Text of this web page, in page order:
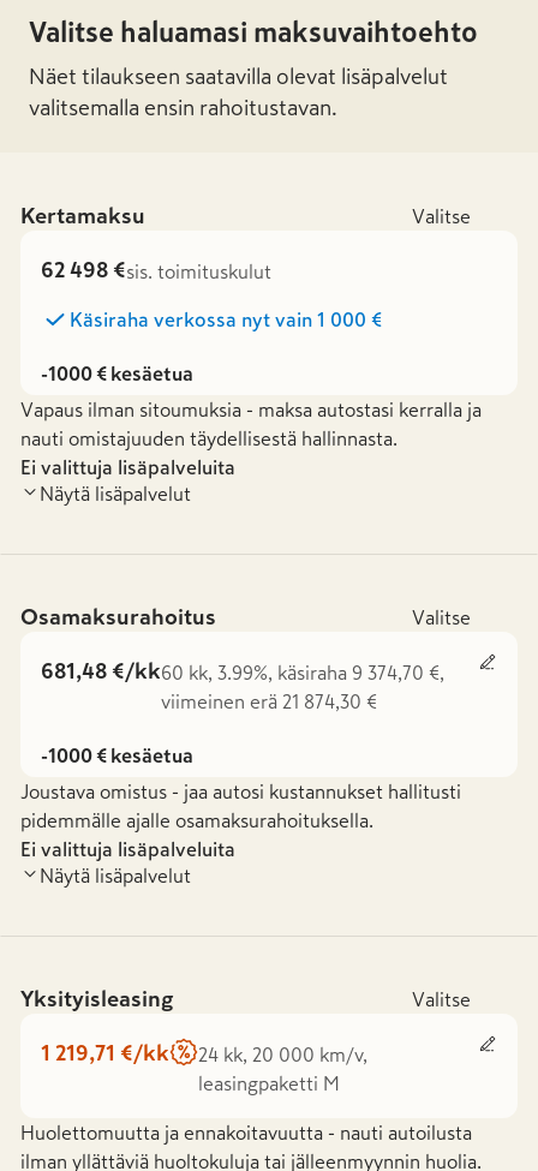
Valitse haluamasi maksuvaihtoehto
Näet tilaukseen saatavilla olevat lisäpalvelut
valitsemalla ensin rahoitustavan.
Kertamaksu Valitse
62 498 €sis. toimituskulut
Käsiraha verkossa nyt vain 1 000 €
-1000 € kesäetua
Vapaus ilman sitoumuksia - maksa autostasi kerralla ja
nauti omistajuuden täydellisestä hallinnasta.
Ei valittuja lisäpalveluita
Näytä lisäpalvelut
Osamaksurahoitus Valitse
681,48 €/kk60 kk, 3.99%, käsiraha 9 374,70 €,
viimeinen erä 21 874,30 €
-1000 € kesäetua
Joustava omistus - jaa autosi kustannukset hallitusti
pidemmälle ajalle osamaksurahoituksella.
Ei valittuja lisäpalveluita
Näytä lisäpalvelut
Yksityisleasing Valitse
1 219,71 €/kk
24 kk, 20 000 km/v,
leasingpaketti M
Huolettomuutta ja ennakoitavuutta - nauti autoilusta
ilman yllättäviä huoltokuluja tai jälleenmyynnin huolia.